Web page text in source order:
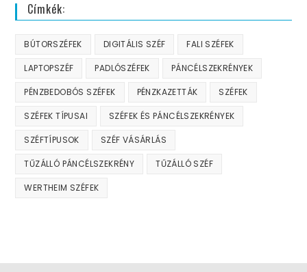
Címkék:
BÚTORSZÉFEK DIGITÁLIS SZÉF FALI SZÉFEK
LAPTOPSZÉF PADLÓSZÉFEK PÁNCÉLSZEKRÉNYEK
PÉNZBEDOBÓS SZÉFEK PÉNZKAZETTÁK SZÉFEK
SZÉFEK TÍPUSAI SZÉFEK ÉS PÁNCÉLSZEKRÉNYEK
SZÉFTÍPUSOK SZÉF VÁSÁRLÁS
TŰZÁLLÓ PÁNCÉLSZEKRÉNY TŰZÁLLÓ SZÉF
WERTHEIM SZÉFEK